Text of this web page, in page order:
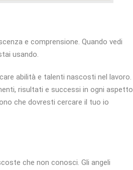
e comprensione. Quando vedi
usando.
abilità e talenti nascosti nel lavoro.
risultati e successi in ogni aspetto
che dovresti cercare il tuo io
che non conosci. Gli angeli